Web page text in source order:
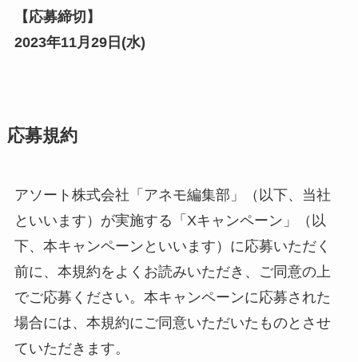
【応募締切】
2023年11月29日(水)
応募規約
アソート株式会社「アネモ編集部」（以下、当社
といいます）が実施する「Xキャンペーン」（以
下、本キャンペーンといいます）に応募いただく
前に、本規約をよくお読みいただき、ご同意の上
でご応募ください。本キャンペーンに応募された
場合には、本規約にご同意いただいたものとさせ
ていただきます。